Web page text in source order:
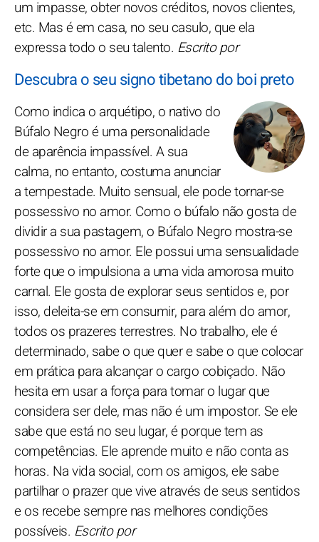
um impasse, obter novos créditos, novos clientes,
etc. Mas é em casa, no seu casulo, que ela
expressa todo o seu talento. Escrito por
Descubra o seu signo tibetano do boi preto
Como indica o arquétipo, o nativo do
Búfalo Negro é uma personalidade
de aparência impassível. A sua
calma, no entanto, costuma anunciar
a tempestade. Muito sensual, ele pode tornar-se
possessivo no amor. Como o búfalo não gosta de
dividir a sua pastagem, o Búfalo Negro mostra-se
possessivo no amor. Ele possui uma sensualidade
forte que o impulsiona a uma vida amorosa muito
carnal. Ele gosta de explorar seus sentidos e, por
isso, deleita-se em consumir, para além do amor,
todos os prazeres terrestres. No trabalho, ele é
determinado, sabe o que quer e sabe o que colocar
em prática para alcançar o cargo cobiçado. Não
hesita em usar a força para tomar o lugar que
considera ser dele, mas não é um impostor. Se ele
sabe que está no seu lugar, é porque tem as
competências. Ele aprende muito e não conta as
horas. Na vida social, com os amigos, ele sabe
partilhar o prazer que vive através de seus sentidos
e os recebe sempre nas melhores condições
possíveis. Escrito por